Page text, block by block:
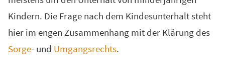
Kindern. Die Frage nach dem Kindesunterhalt steht
hier im engen Zusammenhang mit der Klärung des
Sorge- und Umgangsrechts.